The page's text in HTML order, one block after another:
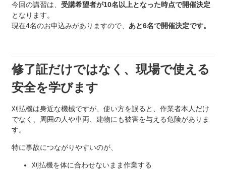
今回の講習は、 受講希望者が10名以上となった時点で開催決定
となります。
現在4名のお申込みがありますので、 あと6名で開催決定です。
修了証だけではなく、現場で使える
安全を学びます
刈払機は身近な機械ですが、使い方を誤ると、作業者本人だけ
でなく、周囲の人や車両、建物にも被害を与える危険がありま
す。
特に事故につながりやすいのが、
刈払機を体に合わせないまま作業する